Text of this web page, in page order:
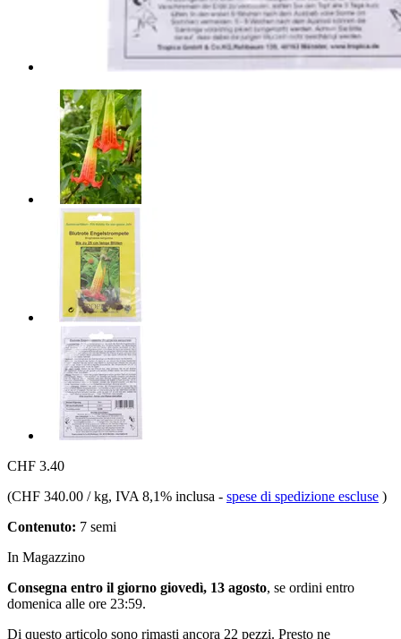
CHF 3.40
(CHF 340.00 / kg, IVA 8,1% inclusa - spese di spedizione escluse )
Contenuto: 7 semi
In Magazzino
Consegna entro il giorno giovedì, 13 agosto, se ordini entro
domenica alle ore 23:59.
Di questo articolo sono rimasti ancora 22 pezzi. Presto ne